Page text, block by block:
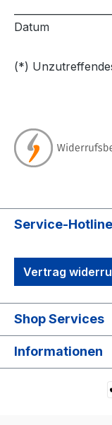
Datum
(*)
Service-Hotline
Vertrag
Shop Services
Informationen